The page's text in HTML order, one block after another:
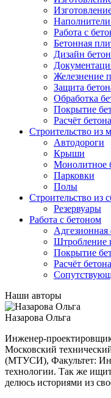
Наполнители
Работа с
Бетонная
Дизайн
Железнение
Защита
Обработка
Покрытие
Расчёт бетона
Строительство из
Автодороги
Крыши
Монолитное
Парковки
Полы
Строительство из
Резервуары
Работа с бетоном
Адгезионная
Штробление
Покрытие
Расчёт бетона
Наши авторы
Назарова Ольга
Инженер-
Московский
(МТУСИ), Факультет:
технологии. Так же
делюсь историями из